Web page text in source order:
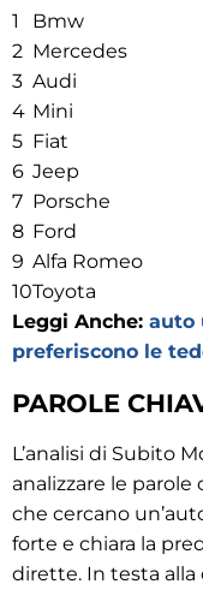
1
Bmw
2 Mercedes
3 Audi
4 Mini
5 Fiat
6 Jeep
7 Porsche
8 Ford
9 Alfa Romeo
10Toyota
Leggi Anche: auto
preferiscono le
PAROLE
L’analisi di Subito
analizzare le
che cercano
forte e chiara la
dirette. In testa alla